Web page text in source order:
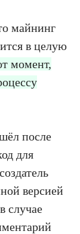
майнинг
в целую
момент,
после
для
версией
случае